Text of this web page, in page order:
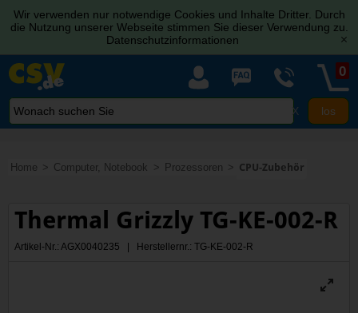
Wir verwenden nur notwendige Cookies und Inhalte Dritter. Durch
die Nutzung unserer Webseite stimmen Sie dieser Verwendung zu.
Datenschutzinformationen
[x]
X
0
Home Computer, Notebook Prozessoren CPU-Zubehör
Thermal Grizzly TG-KE-002-R
Artikel-Nr.: AGX0040235 | Herstellernr.: TG-KE-002-R